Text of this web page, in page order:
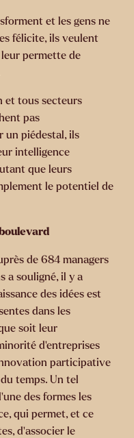
et les gens ne
félicite, ils veulent
leur permette de
et tous secteurs
pas
un piédestal, ils
intelligence
que leurs
le potentiel de
de 684 managers
a souligné, il y a
des idées est
dans les
soit leur
d’entreprises
participative
temps. Un tel
des formes les
qui permet, et ce
d’associer le